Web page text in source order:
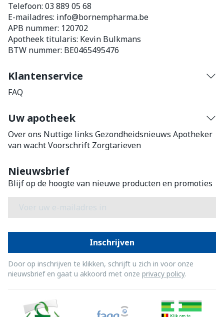
Telefoon: 03 889 05 68
E-mailadres: info@bornempharma.be
APB nummer: 120702
Apotheek titularis: Kevin Bulkmans
BTW nummer: BE0465495476
Klantenservice
FAQ
Uw apotheek
Over ons Nuttige links Gezondheidsnieuws Apotheker
van wachtVoorschrift Zorgtarieven
Nieuwsbrief
Blijf op de hoogte van nieuwe producten en promoties
Inschrijven
Door op inschrijven te klikken, schrijft u zich in voor onze
nieuwsbrief en gaat u akkoord met onze privacy policy.